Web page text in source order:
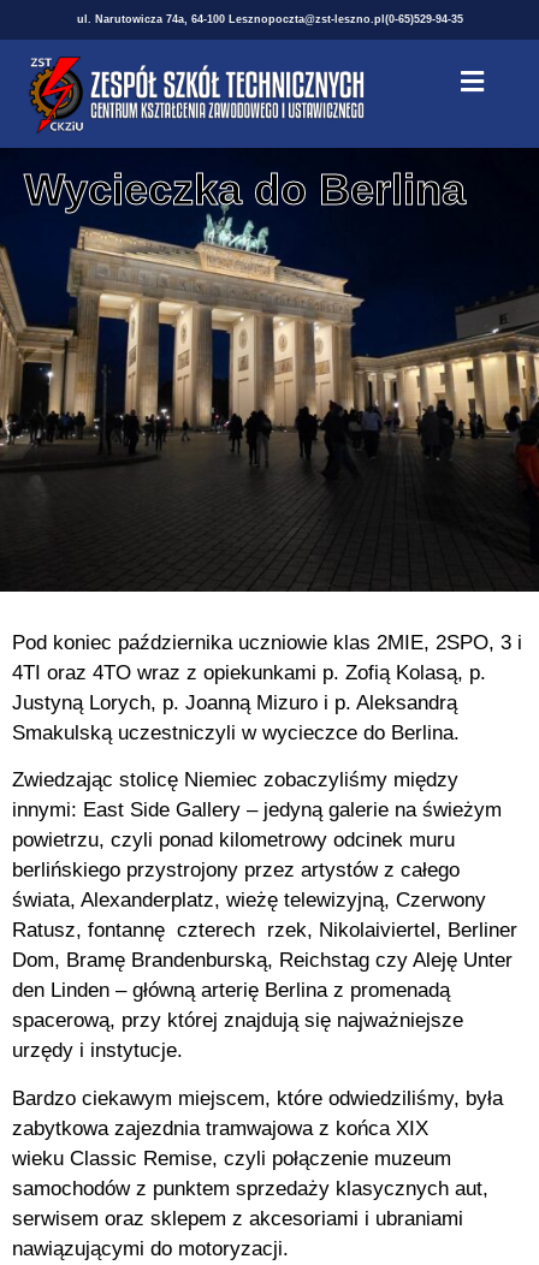
ul. Narutowicza 74a, 64-100 Lesznopoczta@zst-leszno.pl (0-65)529-94-35
Wycieczka do Berlina
Pod koniec października uczniowie klas 2MIE, 2SPO, 3 i
4TI oraz 4TO wraz z opiekunkami p. Zofią Kolasą, p.
Justyną Lorych, p. Joanną Mizuro i p. Aleksandrą
Smakulską uczestniczyli w wycieczce do Berlina.
Zwiedzając stolicę Niemiec zobaczyliśmy między
innymi: East Side Gallery – jedyną galerie na świeżym
powietrzu, czyli ponad kilometrowy odcinek muru
berlińskiego przystrojony przez artystów z całego
świata, Alexanderplatz, wieżę telewizyjną, Czerwony
Ratusz, fontannę czterech rzek, Nikolaiviertel, Berliner
Dom, Bramę Brandenburską, Reichstag czy Aleję Unter
den Linden – główną arterię Berlina z promenadą
spacerową, przy której znajdują się najważniejsze
urzędy i instytucje.
Bardzo ciekawym miejscem, które odwiedziliśmy, była
zabytkowa zajezdnia tramwajowa z końca XIX
wieku Classic Remise, czyli połączenie muzeum
samochodów z punktem sprzedaży klasycznych aut,
serwisem oraz sklepem z akcesoriami i ubraniami
nawiązującymi do motoryzacji.